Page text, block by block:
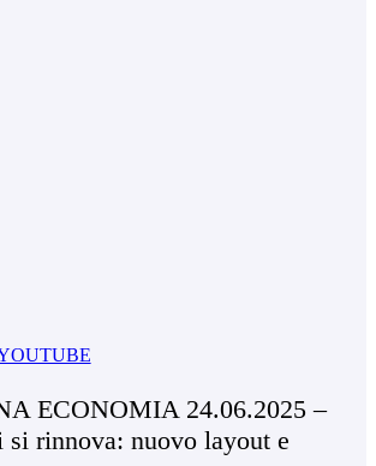
ECONOMIA 24.06.2025 –
si rinnova: nuovo layout e